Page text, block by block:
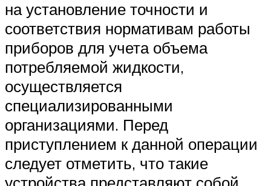
на установление точности и
соответствия нормативам работы
приборов для учета объема
потребляемой жидкости,
осуществляется
специализированными
организациями. Перед
приступлением к данной операции
следует отметить, что такие